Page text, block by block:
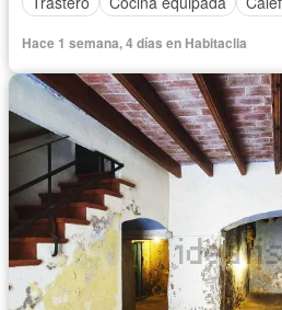
Hace 1 semana, 4 días en Habitaclia